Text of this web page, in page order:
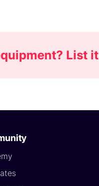
List